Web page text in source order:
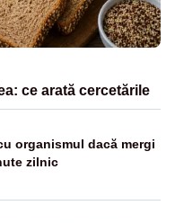
ce arată cercetările
organismul dacă mergi
zilnic